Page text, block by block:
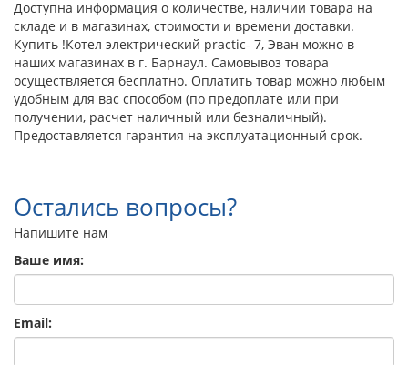
Доступна информация о количестве, наличии товара на
складе и в магазинах, стоимости и времени доставки.
Купить !Котел электрический practic- 7, Эван можно в
наших магазинах в г. Барнаул. Самовывоз товара
осуществляется бесплатно. Оплатить товар можно любым
удобным для вас способом (по предоплате или при
получении, расчет наличный или безналичный).
Предоставляется гарантия на эксплуатационный срок.
Остались вопросы?
Напишите нам
Ваше имя:
Email: